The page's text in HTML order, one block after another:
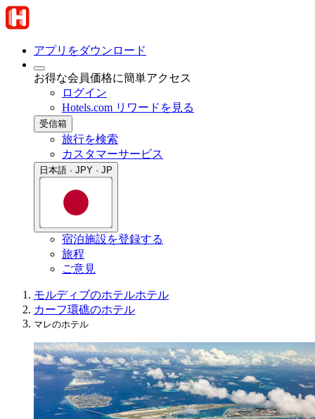
アプリをダウンロード
お得な会員価格に簡単アクセス
ログイン
Hotels.com リワードを見る
受信箱
旅行を検索
カスタマーサービス
日本語 · JPY · JP
宿泊施設を登録する
旅程
ご意見
モルディブのホテルホテル
カーフ環礁のホテル
マレのホテル